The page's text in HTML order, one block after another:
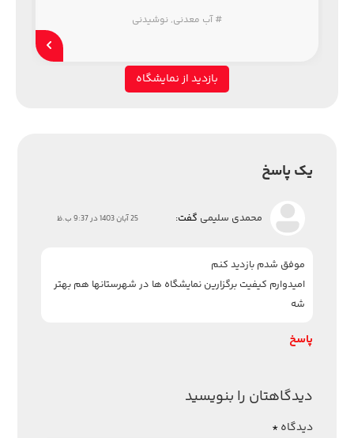
# آب معدنی, نوشیدنی
بازدید از نمایشگاه
یک پاسخ
محمدی سلیمی گفت: 25 آبان 1403 در 9:37 ب.ظ
موفق شدم بازدید کنم
امیدوارم کیفیت برگزارین نمایشگاه ها در شهرستانها هم بهتر
شه
پاسخ
دیدگاهتان را بنویسید
دیدگاه*